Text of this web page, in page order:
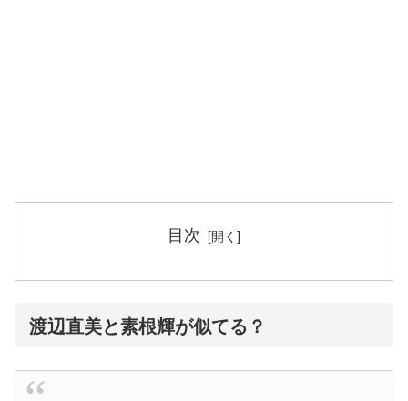
目次
渡辺直美と素根輝が似てる？